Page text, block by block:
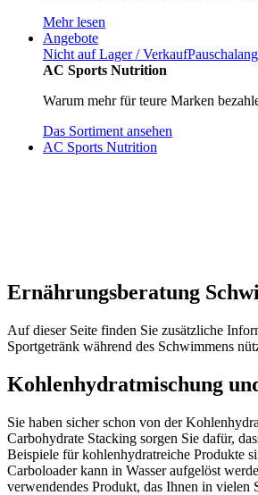
Mehr lesen
Angebote
Nicht auf Lager / Verkauf
AC Sports Nutrition
Warum mehr für teure Marken
Das Sortiment ansehen
AC Sports Nutrition
Ernährungsberatung
Auf dieser Seite finden Sie zusätzliche
Sportgetränk während des Schwimmens
Kohlenhydratmischung
Sie haben sicher schon von der
Carbohydrate Stacking sorgen Sie dafür,
Beispiele für kohlenhydratreiche Produkte
Carboloader kann in Wasser aufgelöst
verwendendes Produkt, das Ihnen in vielen